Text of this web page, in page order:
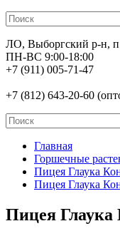
ЛО, Выборгский р-н,
ПН-ВС 9:00-18:00
+7 (911) 005-71-47
+7 (812) 643-20-60
Главная
Горшечные
Пицея Глаука
Пицея Глаука
Пицея